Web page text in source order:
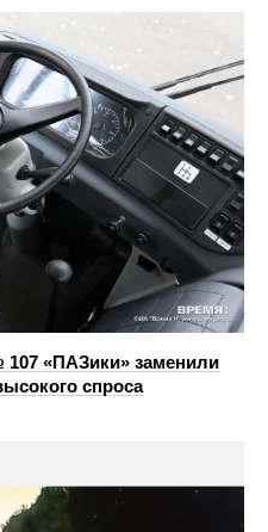
«ПАЗики» заменили
спроса